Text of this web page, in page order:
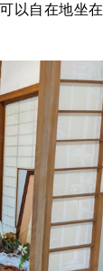
以自在地坐在